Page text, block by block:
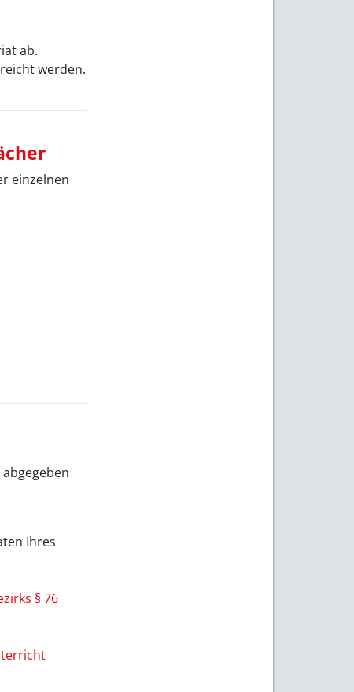
ab.
werden.
einzelnen
Ihres
§ 76